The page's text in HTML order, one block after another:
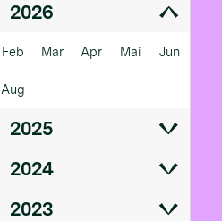
2026
Feb Mär Apr Mai Jun
Aug
2025
2024
2023